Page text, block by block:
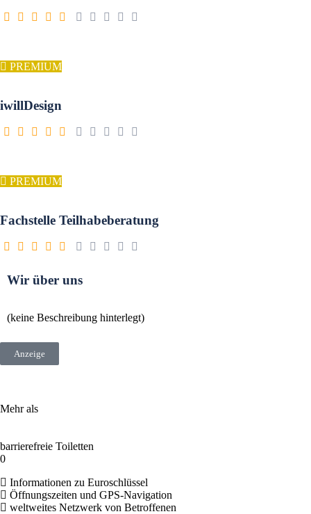
PREMIUM
iwillDesign
PREMIUM
Fachstelle Teilhabeberatung
Wir über uns
(keine Beschreibung hinterlegt)
Anzeige
Mehr als
barrierefreie Toiletten
0
Informationen zu Euroschlüssel
Öffnungszeiten und GPS-Navigation
weltweites Netzwerk von Betroffenen